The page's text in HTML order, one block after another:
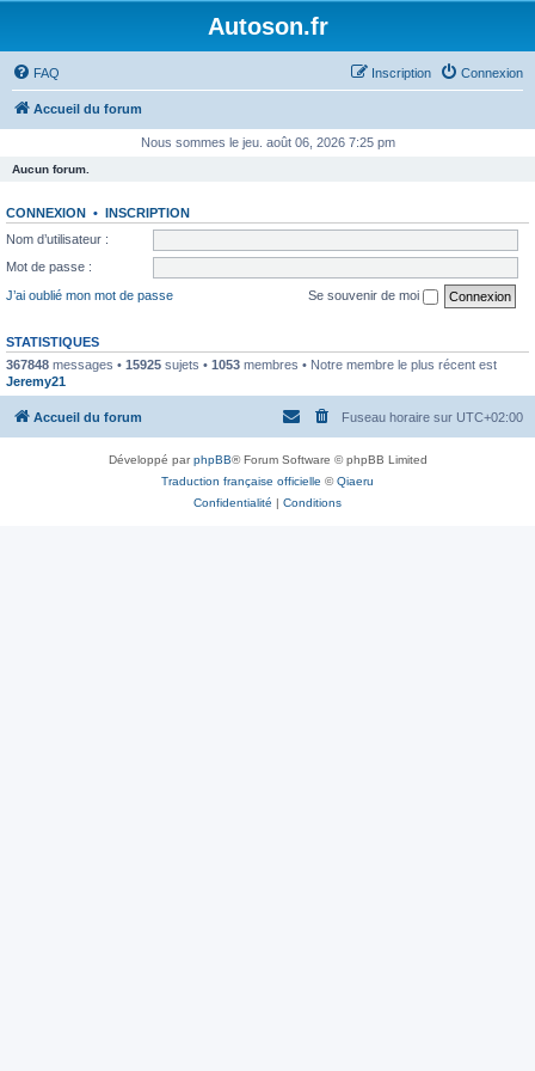
Autoson.fr
FAQ Connexion
Inscription
Accueil du forum
Nous sommes le jeu. août 06, 2026 7:25 pm
Aucun forum.
CONNEXION • INSCRIPTION
Nom d’utilisateur :
Mot de passe :
J’ai oublié mon mot de passe
Se souvenir de moi
STATISTIQUES
367848 messages • 15925 sujets • 1053 membres • Notre membre le plus récent est
Jeremy21
Accueil du forum Fuseau horaire sur UTC+02:00
Développé parphpBB® Forum Software © phpBB Limited
Traduction française officielle ©Qiaeru
Confidentialité | Conditions